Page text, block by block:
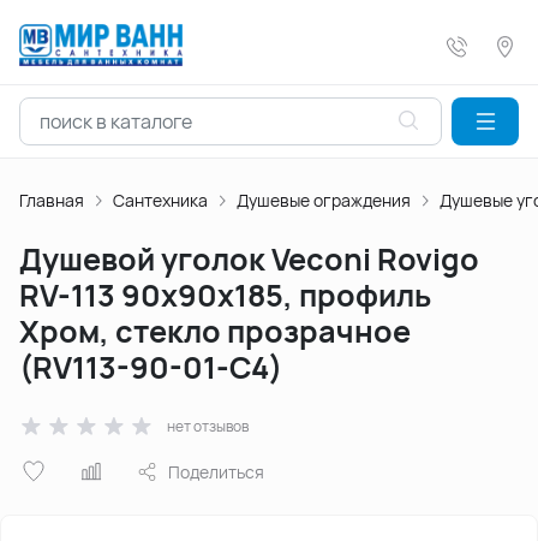
Главная Сантехника Душевые ограждения Душевые
Душевой уголок Veconi Rovigo
RV-113 90х90х185, профиль
Хром, стекло прозрачное
(RV113-90-01-C4)
нет отзывов
Поделиться